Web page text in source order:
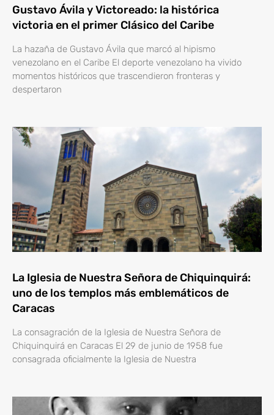
Gustavo Ávila y Victoreado: la histórica
victoria en el primer Clásico del Caribe
La hazaña de Gustavo Ávila que marcó al hipismo
venezolano en el Caribe El deporte venezolano ha vivido
momentos históricos que trascendieron fronteras y
despertaron
La Iglesia de Nuestra Señora de Chiquinquirá:
uno de los templos más emblemáticos de
Caracas
La consagración de la Iglesia de Nuestra Señora de
Chiquinquirá en Caracas El 29 de junio de 1958 fue
consagrada oficialmente la Iglesia de Nuestra